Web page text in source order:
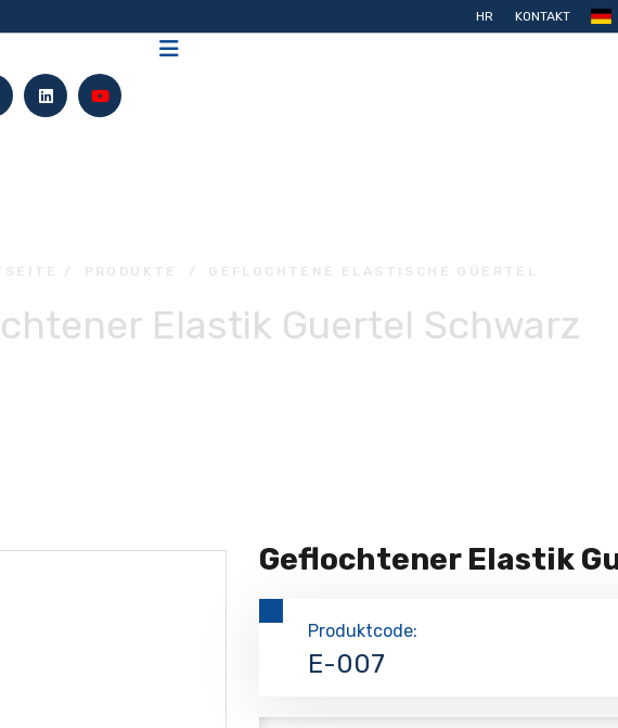
HR KONTAKT
/ PRODUKTE / GEFLOCHTENE ELASTISCHE GÜERTEL
Elastik Guertel Schwarz
Geflochtener Elastik
Produktcode:
E-007